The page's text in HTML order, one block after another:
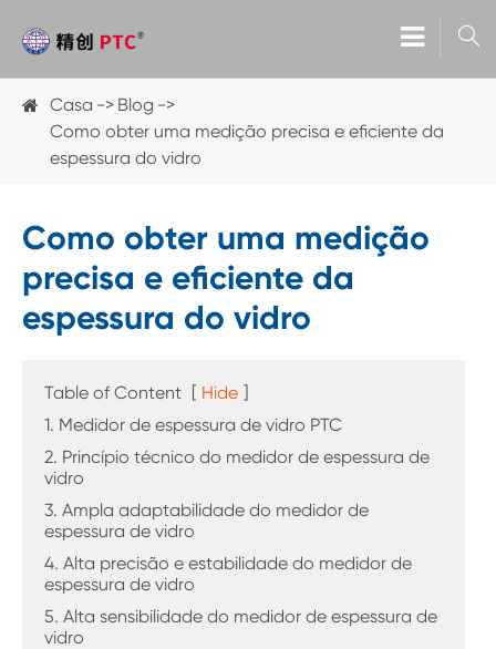

Casa
Blog
Como obter uma medição precisa e eficiente da
espessura do vidro
Como obter uma medição
precisa e eficiente da
espessura do vidro
Table of Content [ Hide ]
1. Medidor de espessura de vidro PTC
2. Princípio técnico do medidor de espessura de
vidro
3. Ampla adaptabilidade do medidor de
espessura de vidro
4. Alta precisão e estabilidade do medidor de
espessura de vidro
5. Alta sensibilidade do medidor de espessura de
vidro